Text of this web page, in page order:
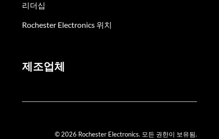
리더십
Rochester Electronics 위치
제조업체
© 2026 Rochester Electronics. 모든 권한이 보유됨.